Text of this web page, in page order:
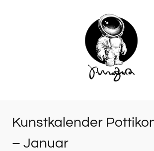
Kunstkalender
– Januar